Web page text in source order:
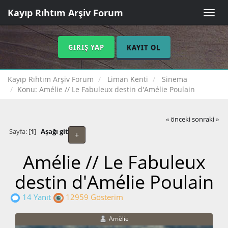
Toggle
Kayıp Rıhtım Arşiv Forum
GIRIŞ YAP KAYIT OL
Kayıp Rıhtım Arşiv Forum Liman Kenti
Sinema
Konu: Amélie // Le Fabuleux destin d'Amélie Poulain
« önceki sonraki »
+
Sayfa: [1] Aşağı git
Amélie // Le Fabuleux
destin d'Amélie Poulain
14 Yanıt 12959 Gösterim
Amèlie